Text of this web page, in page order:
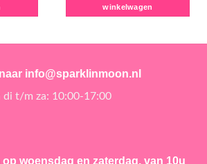
winkelwagen
info@sparklinmoon.nl
di t/m za: 10:00-17:00
op woensdag en zaterdag, van 10u